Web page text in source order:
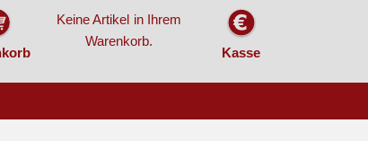
Keine Artikel in Ihrem
Warenkorb.
Kasse